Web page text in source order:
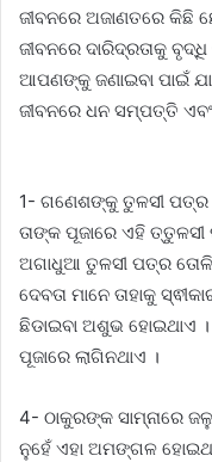
ଜୀବନରେ ଅଜାଣତରେ
ଜୀବନରେ ଦାରିଦ୍ରତାକୁ
ଆପଣଙ୍କୁ ଜଣାଇବା ପାଇଁ
ଜୀବନରେ ଧନ ସମ୍ପତ୍ତି
1- ଗଣେଶଙ୍କୁ ତୁଳସୀ
ତାଙ୍କ ପୂଜାରେ ଏହି
ଅଗାଧୁଆ ତୁଳସୀ ପତ୍ର ତୋଳି
ଦେବତା ମାନେ ତାହାକୁ
ଛିଡାଇବା ଅଶୁଭ ହୋଇଥାଏ
ପୂଜାରେ ଲାଗିନଥାଏ ।
4- ଠାକୁରଙ୍କ ସାମ୍ନାରେ
ନୁହେଁ ଏହା ଅମଙ୍ଗଳ